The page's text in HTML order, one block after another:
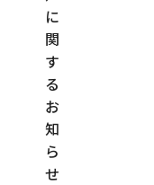
に
関
す
る
お
知
ら
せ